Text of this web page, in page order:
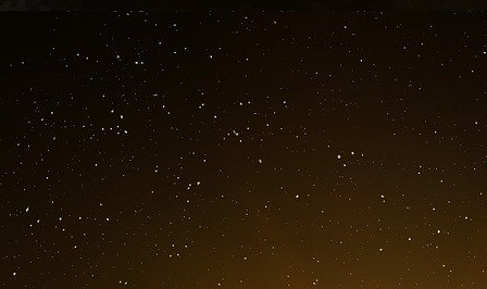
Le Darknet et les cryptomonnaies, un couple
Cette affaire met une nouvelle fois en
cryptomonnaies dans l’économie
with violence CP » fonctionnent sur un
anonymisés accessibles via le réseau Tor,
Monero pour éviter toute traçabilité bancaire.
Les prix des contenus sont fixés en
portefeuilles numériques éphémères. Un
invisible. Pourtant, les services européens
de plus en plus souvent à percer ces boucliers